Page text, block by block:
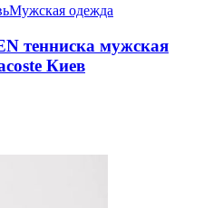
Мужская одежда
тенниска мужская
Киев